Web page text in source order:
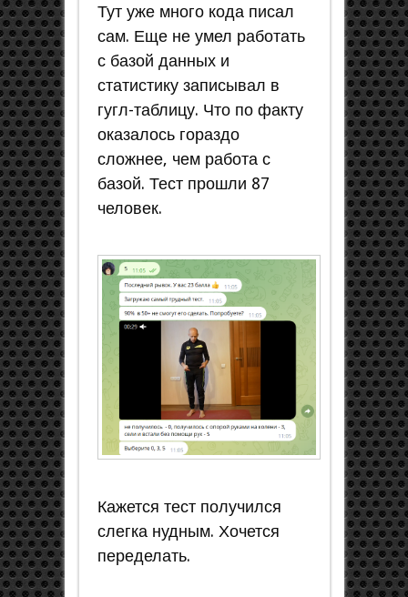
Тут уже много кода писал
сам. Еще не умел работать
с базой данных и
статистику записывал в
гугл-таблицу. Что по факту
оказалось гораздо
сложнее, чем работа с
базой. Тест прошли 87
человек.
Кажется тест получился
слегка нудным. Хочется
переделать.